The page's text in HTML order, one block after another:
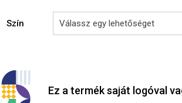
Szín
Ez a termék saját logóval